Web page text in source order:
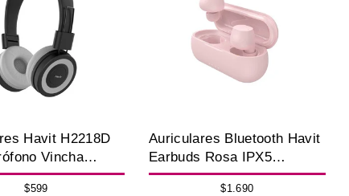
Havit H2218D
Vincha
3.5 mm Negro
$599
Auriculares Bluetooth Havit
Earbuds Rosa IPX5
Táctiles 6H
$1.690